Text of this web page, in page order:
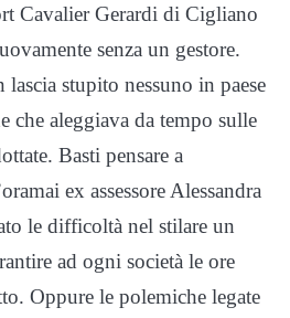
Cavalier Gerardi di Cigliano
senza un gestore.
stupito nessuno in paese
che aleggiava da tempo sulle
Basti pensare a
ex assessore Alessandra
le difficoltà nel stilare un
ad ogni società le ore
Oppure le polemiche legate